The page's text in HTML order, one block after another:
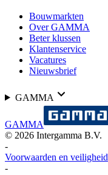
Bouwmarkten
Over GAMMA
Beter klussen
Klantenservice
Vacatures
Nieuwsbrief
GAMMA
GAMMA
© 2026 Intergamma B.V.
-
Voorwaarden en veiligheid
-